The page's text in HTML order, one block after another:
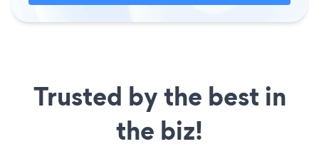
Trusted by the best in
the biz!